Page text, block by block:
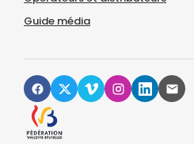
Guide média